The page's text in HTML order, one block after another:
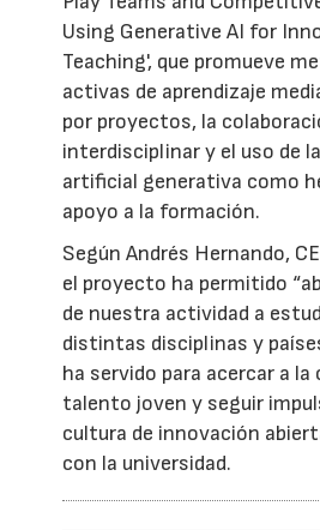
Using Generative AI for
Teaching', que promueve
activas de aprendizaje
por proyectos, la
interdisciplinar y el uso de
artificial generativa como
apoyo a la formación.
Según Andrés Hernando,
el proyecto ha permitido
de nuestra actividad a
distintas disciplinas y
ha servido para acercar a la
talento joven y seguir
cultura de innovación
con la universidad.